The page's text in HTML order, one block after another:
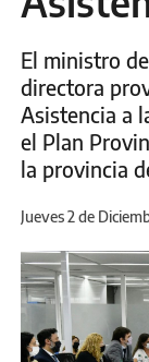
El ministro
directora
Asistencia a
el Plan
la provincia
Jueves 2 de